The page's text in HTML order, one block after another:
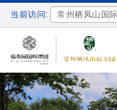
当前访问: 常州栖凤山国